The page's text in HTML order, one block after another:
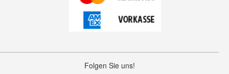
Folgen Sie uns!